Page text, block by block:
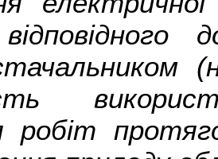
робіт